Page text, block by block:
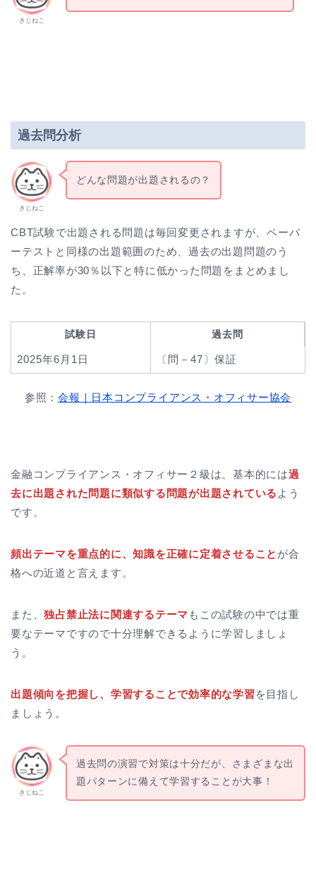
きじねこ
過去問分析
きじねこ
どんな問題が出題されるの？
CBT試験で出題される問題は毎回変更されますが、ペーパ
ーテストと同様の出題範囲のため、過去の出題問題のう
ち、正解率が30％以下と特に低かった問題をまとめまし
た。
試験日 過去問
2025年6月1日 〔問－47〕保証
参照：会報｜日本コンプライアンス・オフィサー協会
金融コンプライアンス・オフィサー２級は、基本的には過
去に出題された問題に類似する問題が出題されている よう
です。
頻出テーマを重点的に、知識を正確に定着させること が合
格への近道と言えます。
また、独占禁止法に関連するテーマ もこの試験の中では重
要なテーマですので十分理解できるように学習しましょ
う。
出題傾向を把握し、学習することで効率的な学習 を目指し
ましょう。
きじねこ
過去問の演習で対策は十分だが、さまざまな出
題パターンに備えて学習することが大事！